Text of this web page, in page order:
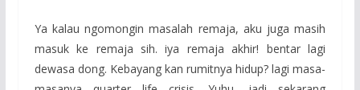
Ya kalau ngomongin masalah remaja, aku juga masih
masuk ke remaja sih. iya remaja akhir! bentar lagi
dewasa dong. Kebayang kan rumitnya hidup? lagi masa-